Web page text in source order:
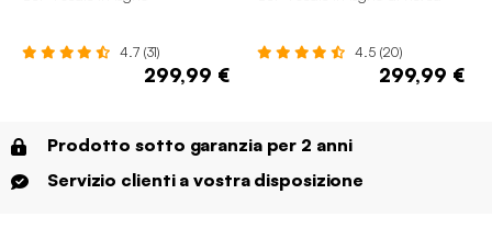
4.7 (31)
299,99 €
4.5 (20)
299,99 €
Prodotto sotto garanzia per 2 anni
Servizio clienti a vostra disposizione